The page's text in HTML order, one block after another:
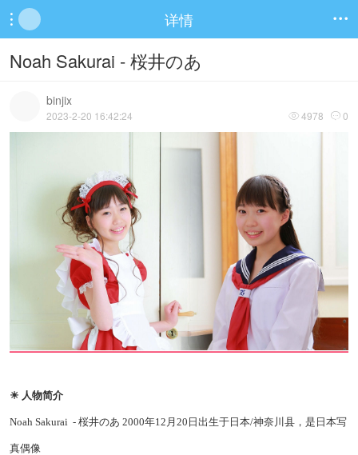
 详情 
Noah Sakurai - 桜井のあ
binjix
 4978  0
2023-2-20 16:42:24
☀ 人物简介
Noah Sakurai - 桜井のあ 2000年12月20日出生于日本/神奈川县，是日本写
真偶像